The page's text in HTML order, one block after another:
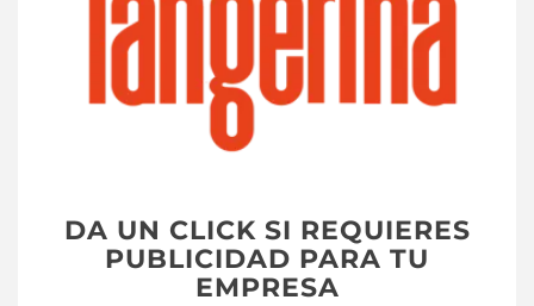
DA UN CLICK SI REQUIERES
PUBLICIDAD PARA TU
EMPRESA